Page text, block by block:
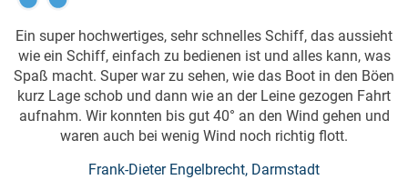
Ein super hochwertiges, sehr schnelles Schiff, das aussieht
wie ein Schiff, einfach zu bedienen ist und alles kann, was
Spaß macht. Super war zu sehen, wie das Boot in den Böen
kurz Lage schob und dann wie an der Leine gezogen Fahrt
aufnahm. Wir konnten bis gut 40° an den Wind gehen und
waren auch bei wenig Wind noch richtig flott.
Frank-Dieter Engelbrecht, Darmstadt